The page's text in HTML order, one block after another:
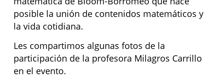
posible la unión de contenidos matemáticos y
la vida cotidiana.
Les compartimos algunas fotos de la
participación de la profesora Milagros Carrillo
en el evento.